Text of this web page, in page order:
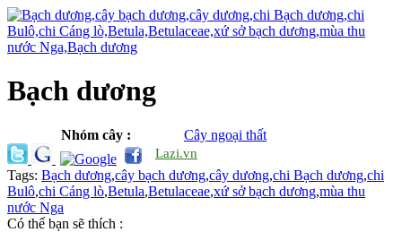
Bạch dương
Nhóm cây : Cây ngoại thất
Lazi.vn
Tags: Bạch dương,cây bạch dương,cây dương,chi Bạch dương,chi
Bulô,chi Cáng lò,Betula,Betulaceae,xứ sở bạch dương,mùa thu
nước Nga
Có thể bạn sẽ thích :